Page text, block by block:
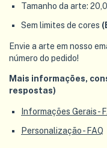
Tamanho da arte:
Sem limites de cores
Envie a arte em nosso
número do pedido!
Mais informações,
respostas)
Informações Gerais -
Personalização - FAQ